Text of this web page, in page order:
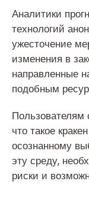
Аналитики
технологий
ужесточение
изменения в
направленные
подобным
Пользователям
что такое
осознанному
эту среду,
риски и